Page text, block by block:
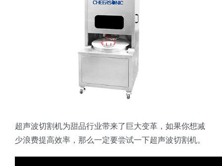
超声波切割机为甜品行业带来了巨大变革，如果你想减
少浪费提高效率，那么一定要尝试一下超声波切割机。